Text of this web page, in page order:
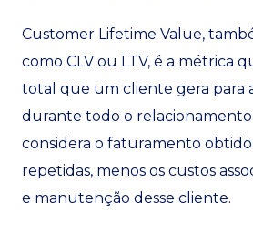
Customer Lifetime Value,
como CLV ou LTV, é a métrica
total que um cliente gera para
durante todo o
considera o faturamento
repetidas, menos os custos
e manutenção desse cliente.